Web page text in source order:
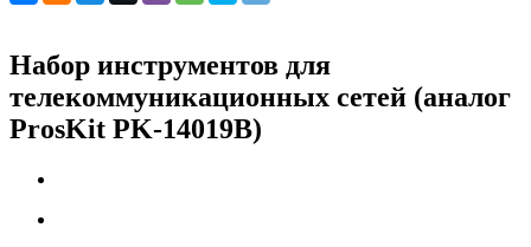
Набор инструментов для
телекоммуникационных сетей (аналог
ProsKit PK-14019B)